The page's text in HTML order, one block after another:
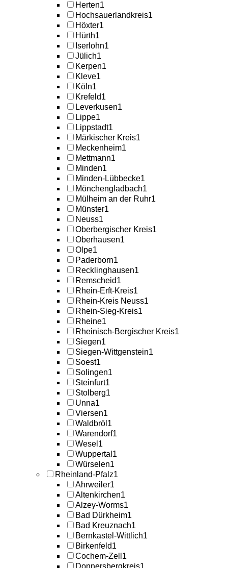
Herten1
Hochsauerlandkreis1
Höxter1
Hürth1
Iserlohn1
Jülich1
Kerpen1
Kleve1
Köln1
Krefeld1
Leverkusen1
Lippe1
Lippstadt1
Märkischer Kreis1
Meckenheim1
Mettmann1
Minden1
Minden-Lübbecke1
Mönchengladbach1
Mülheim an der Ruhr1
Münster1
Neuss1
Oberbergischer Kreis1
Oberhausen1
Olpe1
Paderborn1
Recklinghausen1
Remscheid1
Rhein-Erft-Kreis1
Rhein-Kreis Neuss1
Rhein-Sieg-Kreis1
Rheine1
Rheinisch-Bergischer Kreis1
Siegen1
Siegen-Wittgenstein1
Soest1
Solingen1
Steinfurt1
Stolberg1
Unna1
Viersen1
Waldbröl 1
Warendorf1
Wesel 1
Wuppertal 1
Würselen1
Rheinland-Pfalz1
Ahrweiler1
Altenkirchen1
Alzey-Worms1
Bad Dürkheim1
Bad Kreuznach1
Bernkastel-Wittlich1
Birkenfeld1
Cochem-Zell 1
Donnersbergkreis1